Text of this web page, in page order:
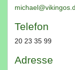
Telefon
20 23 35 99
Adresse